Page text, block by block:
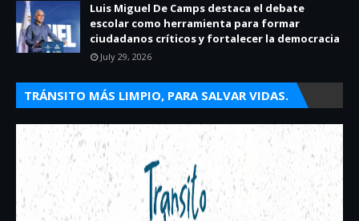
Luis Miguel De Camps destaca el debate
escolar como herramienta para formar
ciudadanos críticos y fortalecer la democracia
July 29, 2026
TRÁNSITO MÁS LIMPIO, PARA SALVAR VIDAS.